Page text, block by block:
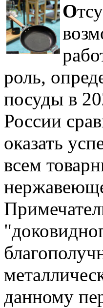
О
роль,
посуды в
России
оказать
всем
данному